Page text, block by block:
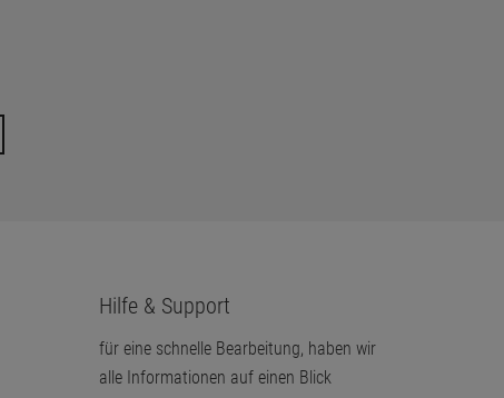
Hilfe & Support
für eine schnelle Bearbeitung, haben wir
alle Informationen auf einen Blick